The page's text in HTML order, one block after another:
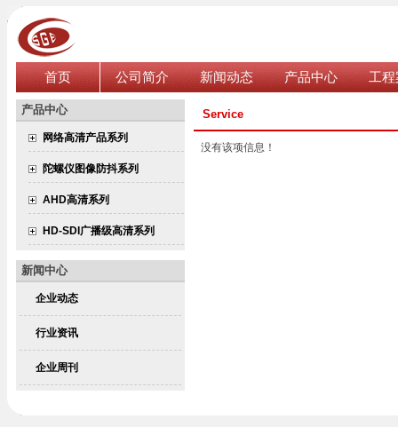
首页 公司简介 新闻动态 产品中心 工
产品中心
网络高清产品系列
陀螺仪图像防抖系列
AHD高清系列
HD-SDI广播级高清系列
新闻中心
企业动态
行业资讯
企业周刊
Service
没有该项信息！